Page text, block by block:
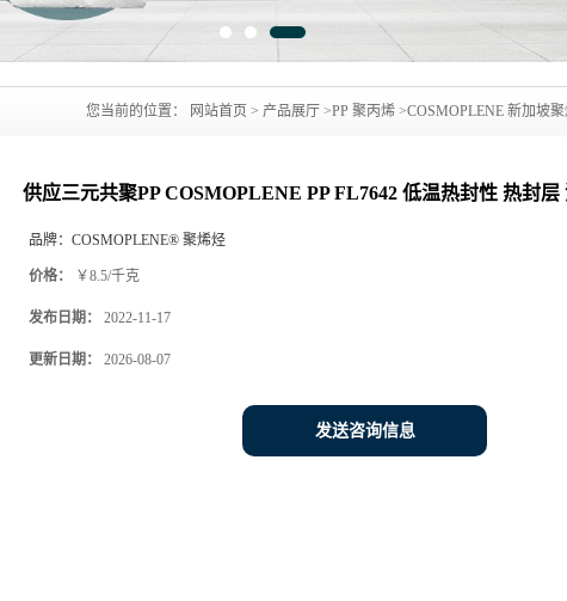
您当前的位置： 网站首页 > 产品展厅 >PP 聚丙烯 >COSMOPLENE 新加坡
供应三元共聚PP COSMOPLENE PP FL7642 低温热封性 热封层
品牌： COSMOPLENE® 聚烯烃
价格： ￥8.5/千克
发布日期： 2022-11-17
更新日期： 2026-08-07
发送咨询信息